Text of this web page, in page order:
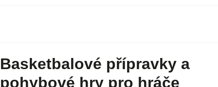
Basketbalové přípravky a
pohybové hry pro hráče